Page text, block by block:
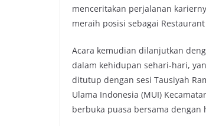
menceritakan perjalanan
meraih posisi sebagai
Acara kemudian dilanjutkan
dalam kehidupan sehari-hari,
ditutup dengan sesi Tausiyah
Ulama Indonesia (MUI)
berbuka puasa bersama dengan